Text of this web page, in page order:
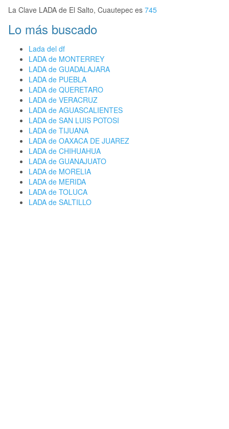
La Clave LADA de El Salto, Cuautepec es 745
Lo más buscado
Lada del df
LADA de MONTERREY
LADA de GUADALAJARA
LADA de PUEBLA
LADA de QUERETARO
LADA de VERACRUZ
LADA de AGUASCALIENTES
LADA de SAN LUIS POTOSI
LADA de TIJUANA
LADA de OAXACA DE JUAREZ
LADA de CHIHUAHUA
LADA de GUANAJUATO
LADA de MORELIA
LADA de MERIDA
LADA de TOLUCA
LADA de SALTILLO